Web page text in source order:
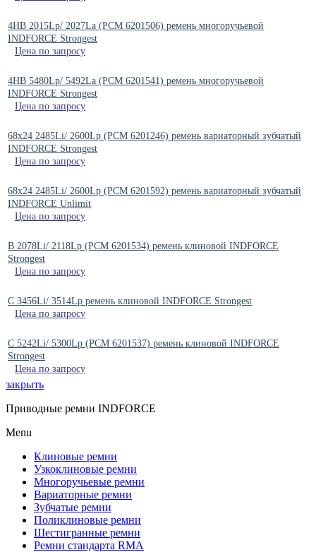
4HB 2015Lp/ 2027La (РСМ 6201506) ремень многоручьевой
INDFORCE Strongest
Цена по запросу
4HB 5480Lp/ 5492La (РСМ 6201541) ремень многоручьевой
INDFORCE Strongest
Цена по запросу
68x24 2485Li/ 2600Lp (PCM 6201246) ремень вариаторный зубчатый
INDFORCE Strongest
Цена по запросу
68x24 2485Li/ 2600Lp (PCM 6201592) ремень вариаторный зубчатый
INDFORCE Unlimit
Цена по запросу
B 2078Li/ 2118Lp (РСМ 6201534) ремень клиновой INDFORCE
Strongest
Цена по запросу
C 3456Li/ 3514Lp ремень клиновой INDFORCE Strongest
Цена по запросу
C 5242Li/ 5300Lp (РСМ 6201537) ремень клиновой INDFORCE
Strongest
Цена по запросу
закрыть
Приводные ремни INDFORCE
Menu
Клиновые ремни
Узкоклиновые ремни
Многоручьевые ремни
Вариаторные ремни
Зубчатые ремни
Поликлиновые ремни
Шестигранные ремни
Ремни стандарта RMA